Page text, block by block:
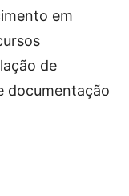
em
de
documentação